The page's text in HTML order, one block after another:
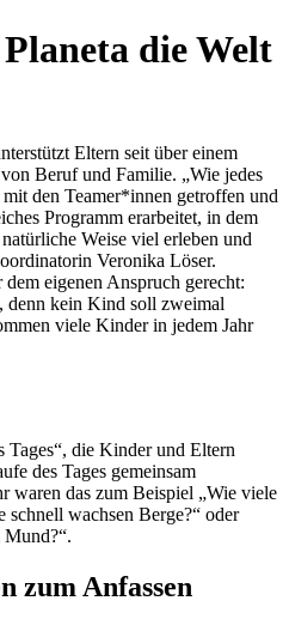
die Welt
Eltern seit über einem
Beruf und Familie. „Wie jedes
den Teamer*innen getroffen und
Programm erarbeitet, in dem
Weise viel erleben und
Veronika Löser.
eigenen Anspruch gerecht:
denn kein Kind soll zweimal
viele Kinder in jedem Jahr
Tages“, die Kinder und Eltern
des Tages gemeinsam
waren das zum Beispiel „Wie viele
schnell wachsen Berge?“ oder
zum Anfassen